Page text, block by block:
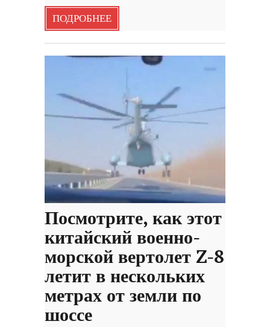
ПОДРОБНЕЕ
Посмотрите, как этот
китайский военно-
морской вертолет Z-8
летит в нескольких
метрах от земли по
шоссе